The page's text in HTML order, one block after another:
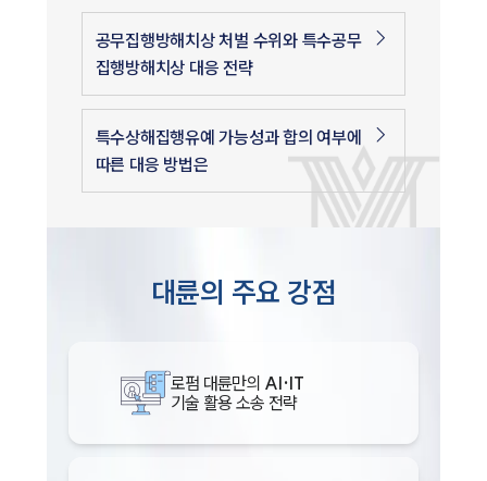
만화로 보는 사례
공무집행방해치상 처벌 수위와 특수공무
집행방해치상 대응 전략
특수상해집행유예 가능성과 합의 여부에
따른 대응 방법은
대륜의 주요 강점
로펌 대륜만의 AI·IT
기술 활용 소송 전략